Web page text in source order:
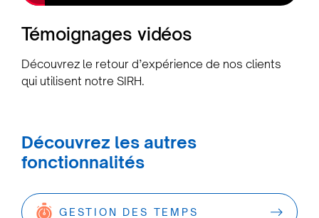
Témoignages vidéos
Découvrez le retour d’expérience de nos clients
qui utilisent notre SIRH.
Découvrez les autres
fonctionnalités
GESTION DES TEMPS